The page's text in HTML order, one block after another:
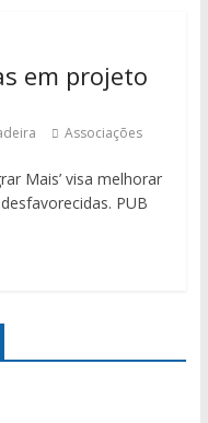
em projeto
Associações
Mais’ visa melhorar
PUB